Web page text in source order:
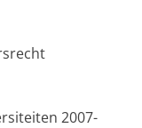
2007-